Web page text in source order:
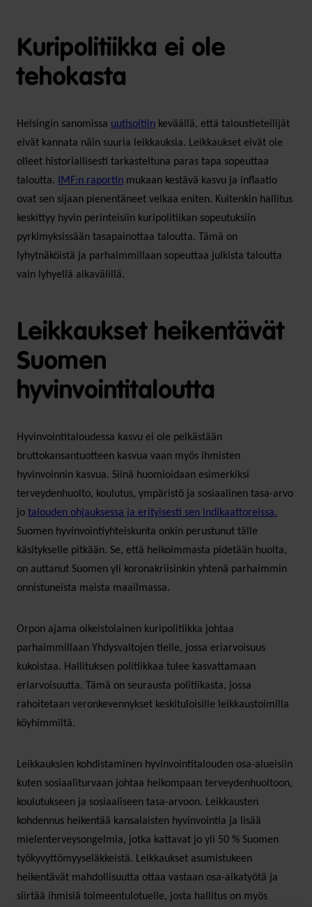
Kuripolitiikka ei ole
tehokasta
Helsingin sanomissa uutisoitiin keväällä, että taloustieteilijät
eivät kannata näin suuria leikkauksia. Leikkaukset eivät ole
olleet historiallisesti tarkasteltuna paras tapa sopeuttaa
taloutta.
IMF:n raportin mukaan kestävä kasvu ja inflaatio
ovat sen sijaan pienentäneet velkaa eniten. Kuitenkin hallitus
keskittyy hyvin perinteisiin kuripolitiikan sopeutuksiin
pyrkimyksissään tasapainottaa taloutta. Tämä on
lyhytnäköistä ja parhaimmillaan sopeuttaa julkista taloutta
vain lyhyellä aikavälillä.
Leikkaukset heikentävät
Suomen
hyvinvointitaloutta
Hyvinvointitaloudessa kasvu ei ole pelkästään
bruttokansantuotteen kasvua vaan myös ihmisten
hyvinvoinnin kasvua. Siinä huomioidaan esimerkiksi
terveydenhuolto, koulutus, ympäristö ja sosiaalinen tasa-arvo
jo talouden ohjauksessa ja erityisesti sen indikaattoreissa.
Suomen hyvinvointiyhteiskunta onkin perustunut tälle
käsitykselle pitkään. Se, että heikoimmasta pidetään huolta,
on auttanut Suomen yli koronakriisinkin yhtenä parhaimmin
onnistuneista maista maailmassa.
Orpon ajama oikeistolainen kuripolitiikka johtaa
parhaimmillaan Yhdysvaltojen tielle, jossa eriarvoisuus
kukoistaa. Hallituksen politiikkaa tulee kasvattamaan
eriarvoisuutta. Tämä on seurausta politiikasta, jossa
rahoitetaan veronkevennykset keskituloisille leikkaustoimilla
köyhimmiltä.
Leikkauksien kohdistaminen hyvinvointitalouden osa-alueisiin
kuten sosiaaliturvaan johtaa heikompaan terveydenhuoltoon,
koulutukseen ja sosiaaliseen tasa-arvoon. Leikkausten
kohdennus heikentää kansalaisten hyvinvointia ja lisää
mielenterveysongelmia, jotka kattavat jo yli 50 % Suomen
työkyvyttömyyseläkkeistä. Leikkaukset asumistukeen
heikentävät mahdollisuutta ottaa vastaan osa-aikatyötä ja
siirtää ihmisiä toimeentulotuelle, josta hallitus on myös